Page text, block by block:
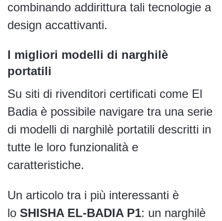
combinando addirittura tali tecnologie a
design accattivanti.
I migliori modelli di narghilè
portatili
Su siti di rivenditori certificati come El
Badia è possibile navigare tra una serie
di modelli di narghilè portatili descritti in
tutte le loro funzionalità e
caratteristiche.
Un articolo tra i più interessanti è
lo SHISHA EL-BADIA P1: un narghilè